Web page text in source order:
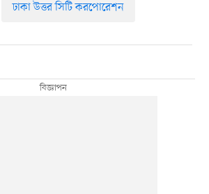
ঢাকা উত্তর সিটি করপোরেশন